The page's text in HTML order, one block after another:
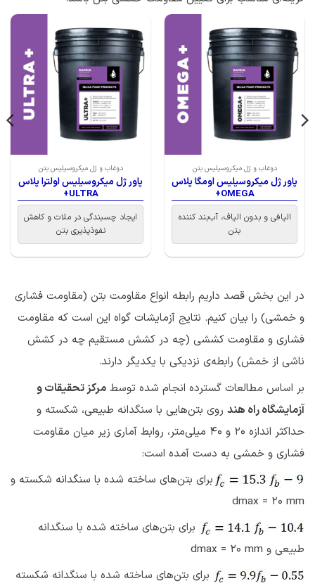
دوغاب و ژل میکروسیلیس بتن
پاور ژل میکروسیلیس اومگا پلاس
OMEGA+
الیافی و بدون الیاف، آب‌بند کننده
بتن
دوغاب و ژل میکروسیلیس بتن
پاور ژل میکروسیلیس اولترا پلاس
ULTRA+
ایجاد چسبندگی در ملات و کاهش
نفو‌ذپذیری بتن
در این بخش قصد داریم رابطه انواع مقاومت بتن (مقاومت فشاری
و خمشی) را بیان کنیم. نتایج آزمایشات گواه این است که مقاومت
فشاری و مقاومت کششی (چه در کشش مستقیم چه در کشش
ناشی از خمش) رابطه‌ی نزدیکی با یکدیگر دارند.
بر اساس مطالعات گسترده انجام شده توسط مرکز تحقیقات و
آزمایشگاه راه هند روی بتن‌هایی با سنگدانه طبیعی، شکسته و
حداکثر اندازه 20 و 40 میلی‌متر، روابط آماری زیر میان مقاومت
فشاری و خمشی به دست آمده است:
برای بتن‌های ساخته شده با سنگدانه شکسته و
dmax = 20 mm
برای بتن‌های ساخته شده با سنگدانه
طبیعی و dmax = 20 mm
برای بتن‌های ساخته شده با سنگدانه شکسته